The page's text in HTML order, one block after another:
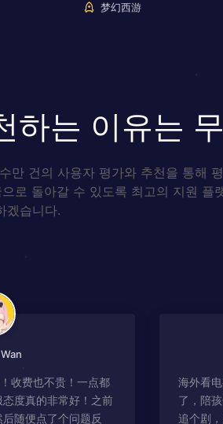
梦幻西游
하는 이유는
만 건의 사용자 평가와 추천을 통해
로 돌아갈 수 있도록 최고의 지원 플
겠습니다.
收费也不贵！一点都
度真的非常好！之前
随便点了个问题反
海外看
了，陪
追个剧